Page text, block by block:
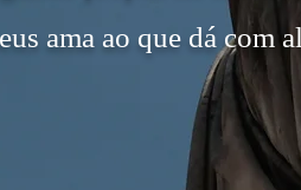
ama ao que dá com